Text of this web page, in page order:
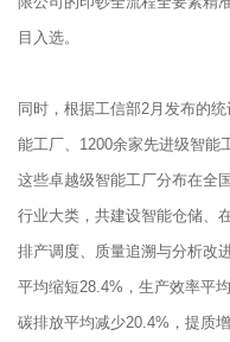
目入选。
同时，根据工信部2月发布的
能工厂、1200余家先进级智能
这些卓越级智能工厂分布在全
行业大类，共建设智能仓储、
排产调度、质量追溯与分析改
平均缩短28.4%，生产效率平
碳排放平均减少20.4%，提质